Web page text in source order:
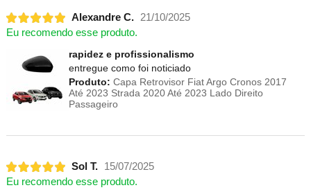
Alexandre C. 21/10/2025
Eu recomendo esse produto.
rapidez e profissionalismo
entregue como foi noticiado
Produto: Capa Retrovisor Fiat Argo Cronos 2017
Até 2023 Strada 2020 Até 2023 Lado Direito
Passageiro
Sol T.
15/07/2025
Eu recomendo esse produto.